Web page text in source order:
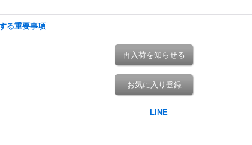
る重要事項
再入荷を知らせる
お気に入り登録